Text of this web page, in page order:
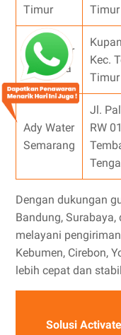
Timur
Ady Water
Surabaya
Kec.
Ady Water
Semarang
Jl.
RW
Dengan dukungan
Bandung,
melayani
Kebumen, Cirebon,
lebih cepat dan
Solusi